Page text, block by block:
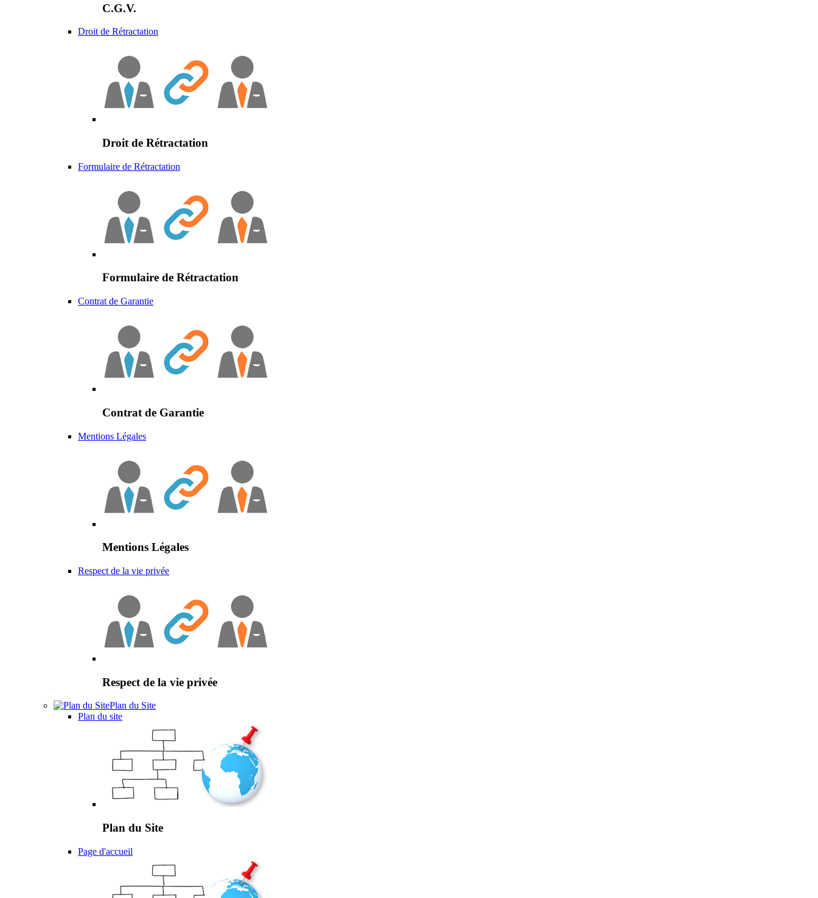
C.G.V.
Droit de Rétractation
Droit de Rétractation
Formulaire de Rétractation
Formulaire de Rétractation
Contrat de Garantie
Contrat de Garantie
Mentions Légales
Mentions Légales
Respect de la vie privée
Respect de la vie privée
Plan du Site
Plan du site
Plan du Site
Page d'accueil